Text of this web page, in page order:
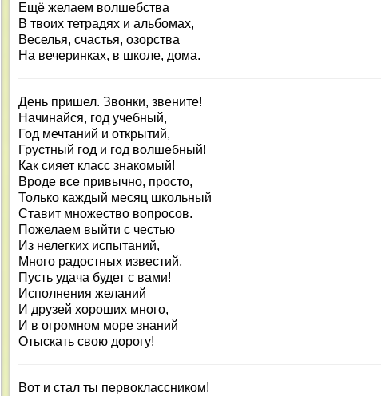
Ещё желаем волшебства
В твоих тетрадях и альбомах,
Веселья, счастья, озорства
На вечеринках, в школе, дома.
День пришел. Звонки, звените!
Начинайся, год учебный,
Год мечтаний и открытий,
Грустный год и год волшебный!
Как сияет класс знакомый!
Вроде все привычно, просто,
Только каждый месяц школьный
Ставит множество вопросов.
Пожелаем выйти с честью
Из нелегких испытаний,
Много радостных известий,
Пусть удача будет с вами!
Исполнения желаний
И друзей хороших много,
И в огромном море знаний
Отыскать свою дорогу!
Вот и стал ты первоклассником!